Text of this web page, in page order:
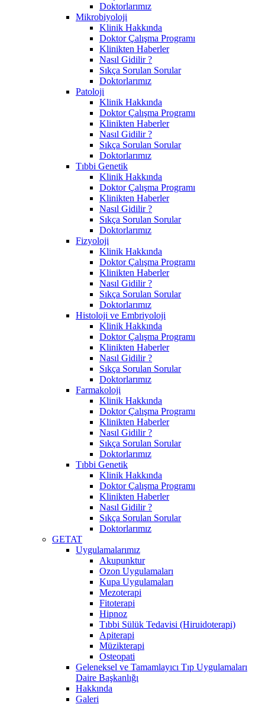
Doktorlarımız
Mikrobiyoloji
Klinik Hakkında
Doktor Çalışma Programı
Klinikten Haberler
Nasıl Gidilir ?
Sıkça Sorulan Sorular
Doktorlarımız
Patoloji
Klinik Hakkında
Doktor Çalışma Programı
Klinikten Haberler
Nasıl Gidilir ?
Sıkça Sorulan Sorular
Doktorlarımız
Tıbbi Genetik
Klinik Hakkında
Doktor Çalışma Programı
Klinikten Haberler
Nasıl Gidilir ?
Sıkça Sorulan Sorular
Doktorlarımız
Fizyoloji
Klinik Hakkında
Doktor Çalışma Programı
Klinikten Haberler
Nasıl Gidilir ?
Sıkça Sorulan Sorular
Doktorlarımız
Histoloji ve Embriyoloji
Klinik Hakkında
Doktor Çalışma Programı
Klinikten Haberler
Nasıl Gidilir ?
Sıkça Sorulan Sorular
Doktorlarımız
Farmakoloji
Klinik Hakkında
Doktor Çalışma Programı
Klinikten Haberler
Nasıl Gidilir ?
Sıkça Sorulan Sorular
Doktorlarımız
Tıbbi Genetik
Klinik Hakkında
Doktor Çalışma Programı
Klinikten Haberler
Nasıl Gidilir ?
Sıkça Sorulan Sorular
Doktorlarımız
GETAT
Uygulamalarımız
Akupunktur
Ozon Uygulamaları
Kupa Uygulamaları
Mezoterapi
Fitoterapi
Hipnoz
Tıbbi Sülük Tedavisi (Hiruidoterapi)
Apiterapi
Müzikterapi
Osteopati
Geleneksel ve Tamamlayıcı Tıp Uygulamaları
Daire Başkanlığı
Hakkında
Galeri